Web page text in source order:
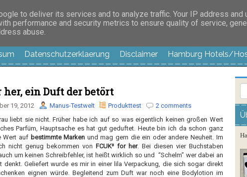
außer langweilig
Datenschutzerklaerung Disclaimer Hamburg Hotels/
her, ein Duft der betört
19, 2012 Manus-Testwelt Produkttest
2 comments
liebt sie nicht. Früher habe ich auf so was eigentlich keinen großen Wert
Parfüm, Hauptsache es hat gut geduftet. Heute bin ich da schon ganz
Wert auf bestimmte Marken und mag gern die ein oder andere Neuheit. Im
nicht genug bekommen von FCUK³ for her. Bei diesen vier Buchstaben
um keinen Schreibfehler, ist heißt wirklich so und “Schelm” wer dabei an
denkt. Geliefert wurde es mir in einer lila Verpackung, die sich sogar direkt
eignen würde. Begleitend zum Duft war noch eine Bodylotion im
to deliver its services and to analyze traffic. Your IP address and
performance and security metrics to ensure quality of service,
abuse.